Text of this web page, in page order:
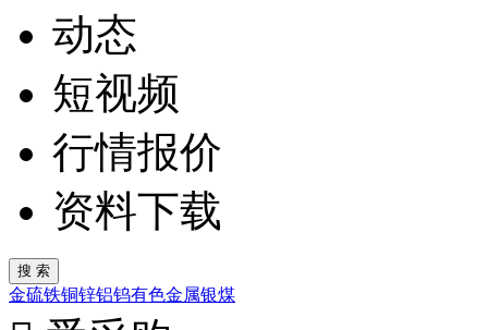
动态
短视频
行情报价
资料下载
金硫铁铜锌铝钨有色金属银煤